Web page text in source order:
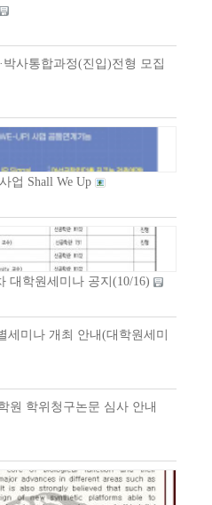
박사통합과정(진입)전형 모집
업 Shall We Up
대학원세미나 공지(10/16)
미나 개최 안내(대학원세미
원 학위청구논문 심사 안내